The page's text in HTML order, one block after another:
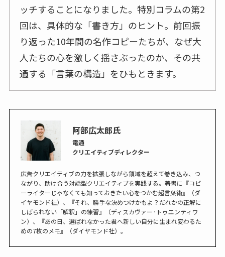
ッチすることになりました。特別コラムの第2
回は、具体的な「書き方」のヒント。前回振
り返った10年間の名作コピーたちが、なぜ大
人たちの心を激しく揺さぶったのか、その共
通する「言葉の構造」をひもときます。
阿部広太郎氏
電通
クリエイティブディレクター
広告クリエイティブの力を拡張しながら領域を超えて巻き込み、つ
ながり、助け合う対話型クリエイティブを実践する。著書に『コピ
ーライターじゃなくても知っておきたい心をつかむ超言葉術』（ダ
イヤモンド社）、『それ、勝手な決めつけかもよ？だれかの正解に
しばられない「解釈」の練習』（ディスカヴァー·トゥエンティワ
ン）、『あの日、選ばれなかった君へ新しい自分に生まれ変わるた
めの7枚のメモ』（ダイヤモンド社）。